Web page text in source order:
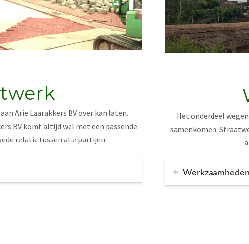
Arie Laarakkers BV over kan laten.
BV komt altijd wel met een passende
relatie tussen alle partijen.
Het onderdeel
samenkomen.
Werkzaamheden